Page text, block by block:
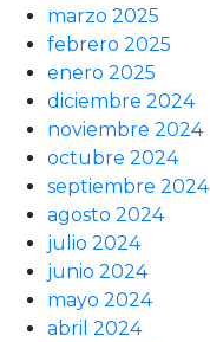
marzo 2025
febrero 2025
enero 2025
diciembre 2024
noviembre 2024
octubre 2024
septiembre 2024
agosto 2024
julio 2024
junio 2024
mayo 2024
abril 2024